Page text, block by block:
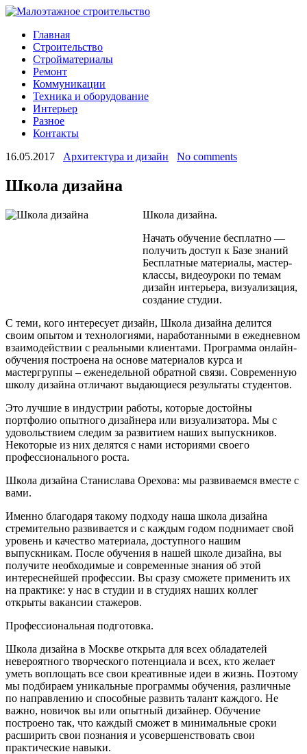
Главная
Строительство
Стройматериалы
Ремонт
Коммуникации
Техника и оборудование
Интерьер
Разное
Контакты
16.05.2017
Архитектура и дизайн No comments
Школа дизайна
Школа дизайна.
Начать обучение бесплатно —
получить доступ к Базе знаний
Бесплатные материалы, мастер-
классы, видеоуроки по темам
дизайн интерьера, визуализация,
создание студии.
С теми, кого интересует дизайн, Школа дизайна делится
своим опытом и технологиями, наработанными в ежедневном
взаимодействии с реальными клиентами. Программа онлайн-
обучения построена на основе материалов курса и
мастергруппы – еженедельной обратной связи. Современную
школу дизайна отличают выдающиеся результаты студентов.
Это лучшие в индустрии работы, которые достойны
портфолио опытного дизайнера или визуализатора. Мы с
удовольствием следим за развитием наших выпускников.
Некоторые из них делятся с нами историями своего
профессионального роста.
Школа дизайна Станислава Орехова: мы развиваемся вместе с
вами.
Именно благодаря такому подходу наша школа дизайна
стремительно развивается и с каждым годом поднимает свой
уровень и качество материала, доступного нашим
выпускникам. После обучения в нашей школе дизайна, вы
получите необходимые и современные знания об этой
интереснейшей профессии. Вы сразу сможете применить их
на практике: у нас в студии и в студиях наших коллег
открыты вакансии стажеров.
Профессиональная подготовка.
Школа дизайна в Москве открыта для всех обладателей
невероятного творческого потенциала и всех, кто желает
уметь воплощать все свои креативные идеи в жизнь. Поэтому
мы подбираем уникальные программы обучения, различные
по направлению и способные развить талант каждого. Не
важно, новичок вы или опытный дизайнер. Обучение
построено так, что каждый сможет в минимальные сроки
расширить свои познания и усовершенствовать свои
практические навыки.